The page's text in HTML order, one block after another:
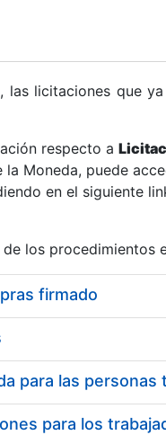
licitaciones que
respecto a
Moneda, puede
en el siguiente
los procedimientos
firmado